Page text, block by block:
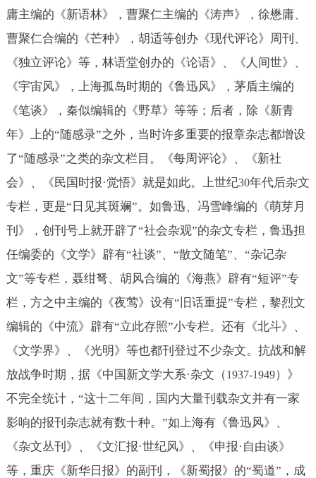
庸主编的《新语林》，曹聚仁主编的《涛声》，徐懋庸、
曹聚仁合编的《芒种》，胡适等创办《现代评论》周刊、
《独立评论》等，林语堂创办的《论语》、《人间世》、
《宇宙风》，上海孤岛时期的《鲁迅风》，茅盾主编的
《笔谈》，秦似编辑的《野草》等等；后者，除《新青
年》上的“随感录”之外，当时许多重要的报章杂志都增设
了“随感录”之类的杂文栏目。《每周评论》、《新社
会》、《民国时报·觉悟》就是如此。上世纪30年代后杂文
专栏，更是“日见其斑斓”。如鲁迅、冯雪峰编的《萌芽月
刊》，创刊号上就开辟了“社会杂观”的杂文专栏，鲁迅担
任编委的《文学》辟有“社谈”、“散文随笔”、“杂记杂
文”等专栏，聂绀弩、胡风合编的《海燕》辟有“短评”专
栏，方之中主编的《夜莺》设有“旧话重提”专栏，黎烈文
编辑的《中流》辟有“立此存照”小专栏。还有《北斗》、
《文学界》、《光明》等也都刊登过不少杂文。抗战和解
放战争时期，据《中国新文学大系·杂文（1937-1949）》
不完全统计，“这十二年间，国内大量刊载杂文并有一家
影响的报刊杂志就有数十种。”如上海有《鲁迅风》、
《杂文丛刊》、《文汇报·世纪风》、《申报·自由谈》
等，重庆《新华日报》的副刊，《新蜀报》的“蜀道”，成